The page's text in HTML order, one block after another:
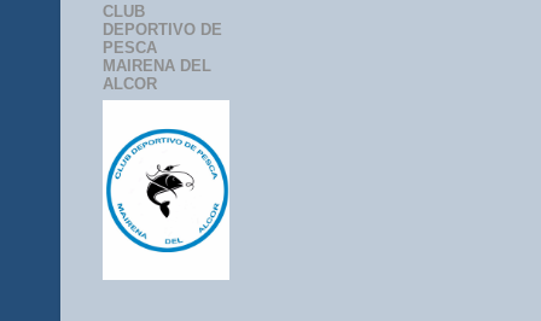
CLUB
DEPORTIVO DE
PESCA
MAIRENA DEL
ALCOR